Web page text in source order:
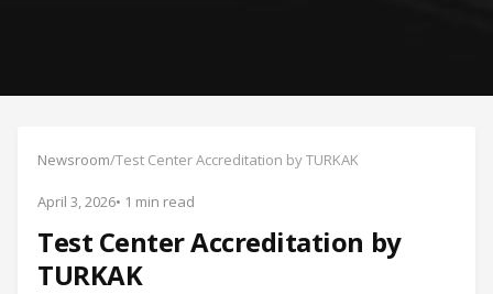
Newsroom/Test Center Accreditation by TURKAK
April 3, 2026• 1 min read
Test Center Accreditation by
TURKAK